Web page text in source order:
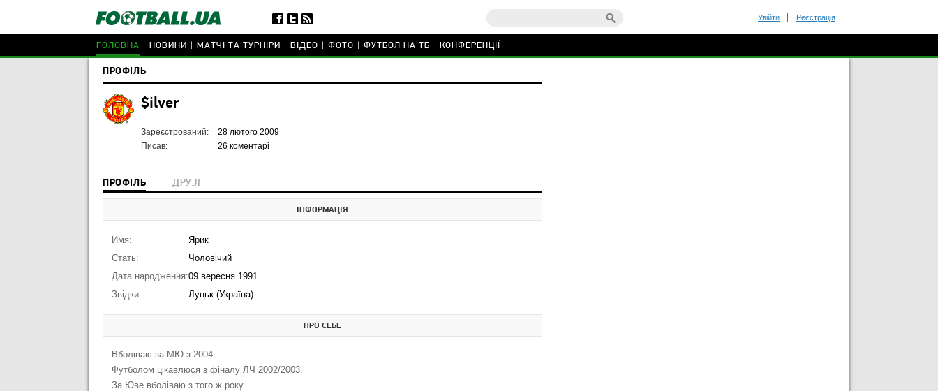
Увійти Реєстрація
ГОЛОВНА НОВИНИ МАТЧІ ТА ТУРНІРИ ВІДЕО ФОТО ФУТБОЛ НА ТБ КОНФЕРЕНЦІЇ
ПРОФІЛЬ
$ilver
Зареєстрований:
28 лютого 2009
Писав:
26 коментарі
ПРОФІЛЬ ДРУЗІ
ІНФОРМАЦІЯ
Имя:
Ярик
Стать:
Чоловічий
Дата народження:09 вересня 1991
Звідки:
Луцьк (Україна)
ПРО СЕБЕ
Вболіваю за МЮ з 2004.
Футболом цікавлюся з фіналу ЛЧ 2002/2003.
За Юве вболіваю з того ж року.